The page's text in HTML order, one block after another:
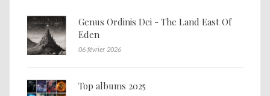
Genus Ordinis Dei - The Land East Of
Eden
06 février 2026
Top albums 2025